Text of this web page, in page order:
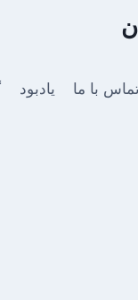
با ما یادبود